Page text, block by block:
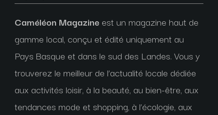
Caméléon Magazine est un magazine haut de
gamme local, conçu et édité uniquement au
Pays Basque et dans le sud des Landes. Vous y
trouverez le meilleur de l’actualité locale dédiée
aux activités loisir, à la beauté, au bien-être, aux
tendances mode et shopping, à l’écologie, aux